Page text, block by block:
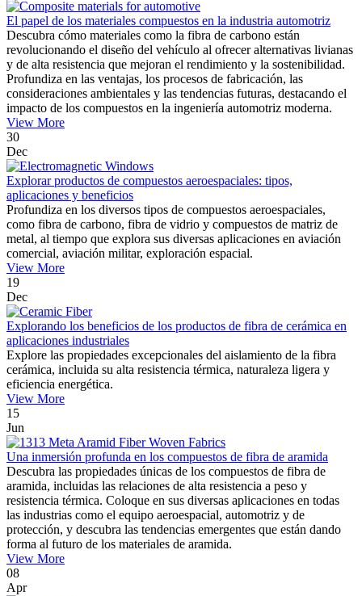
El papel de los materiales compuestos en la industria automotriz
Descubra cómo materiales como la fibra de carbono están
revolucionando el diseño del vehículo al ofrecer alternativas livianas
y de alta resistencia que mejoran el rendimiento y la sostenibilidad.
Profundiza en las ventajas, los procesos de fabricación, las
consideraciones ambientales y las tendencias futuras, destacando el
impacto de los compuestos en la ingeniería automotriz moderna.
View More
30
Dec
Explorar productos de compuestos aeroespaciales: tipos,
aplicaciones y beneficios
Profundiza en los diversos tipos de compuestos aeroespaciales,
como fibra de carbono, fibra de vidrio y compuestos de matriz de
metal, al tiempo que explora sus diversas aplicaciones en aviación
comercial, aviación militar, exploración espacial.
View More
19
Dec
Explorando los beneficios de los productos de fibra de cerámica en
aplicaciones industriales
Explore las propiedades excepcionales del aislamiento de la fibra
cerámica, incluida su alta resistencia térmica, naturaleza ligera y
eficiencia energética.
View More
15
Jun
Una inmersión profunda en los compuestos de fibra de aramida
Descubra las propiedades únicas de los compuestos de fibra de
aramida, incluidas las relaciones de alta resistencia a peso y
resistencia térmica. Coloque en sus diversas aplicaciones en todas
las industrias como el equipo aeroespacial, automotriz y de
protección, y descubra las tendencias emergentes que están dando
forma al futuro de los materiales de aramida.
View More
08
Apr